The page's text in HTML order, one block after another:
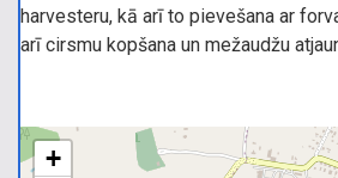
harvesteru, kā arī to pievešana ar
arī cirsmu kopšana un mežaudžu
+